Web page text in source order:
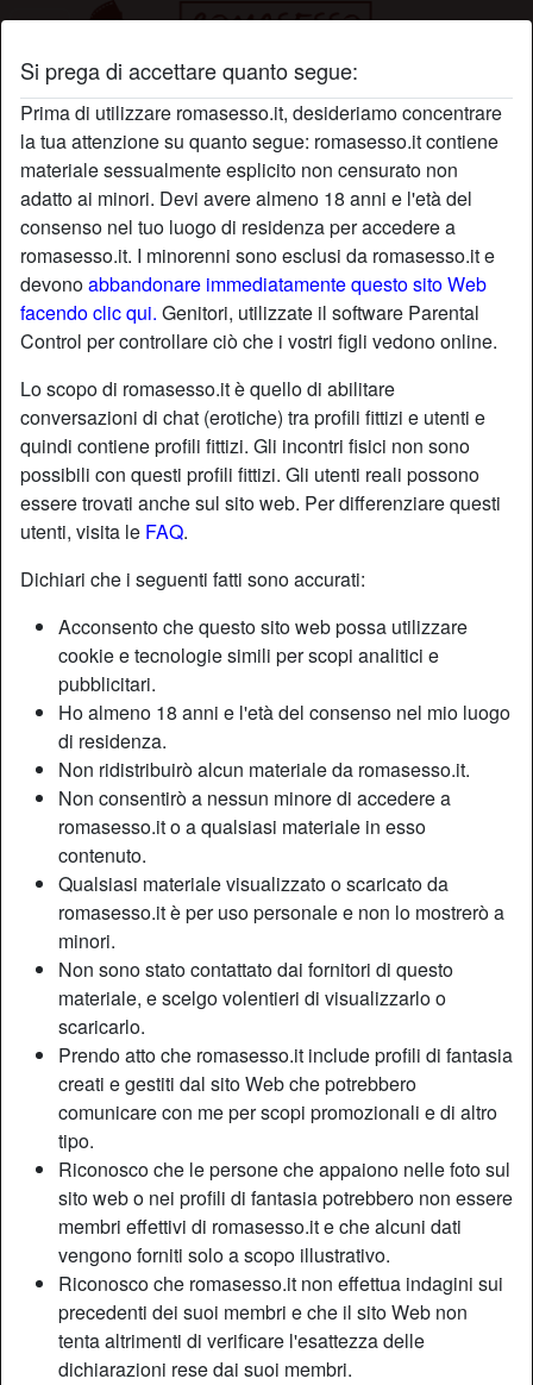
Si prega di accettare quanto segue:
Prima di utilizzare romasesso.it, desideriamo concentrare
la tua attenzione su quanto segue: romasesso.it contiene
materiale sessualmente esplicito non censurato non
adatto ai minori. Devi avere almeno 18 anni e l'età del
consenso nel tuo luogo di residenza per accedere a
romasesso.it. I minorenni sono esclusi da romasesso.it e
devonoabbandonare immediatamente questo sito Web
facendo clic qui. Genitori, utilizzate il software Parental
Control per controllare ciò che i vostri figli vedono online.
Lo scopo di romasesso.it è quello di abilitare
conversazioni di chat (erotiche) tra profili fittizi e utenti e
quindi contiene profili fittizi. Gli incontri fisici non sono
possibili con questi profili fittizi. Gli utenti reali possono
essere trovati anche sul sito web. Per differenziare questi
utenti, visita le FAQ.
Dichiari che i seguenti fatti sono accurati:
Acconsento che questo sito web possa utilizzare
cookie e tecnologie simili per scopi analitici e
pubblicitari.
Ho almeno 18 anni e l'età del consenso nel mio luogo
di residenza.
Non ridistribuirò alcun materiale da romasesso.it.
Non consentirò a nessun minore di accedere a
romasesso.it o a qualsiasi materiale in esso
contenuto.
Qualsiasi materiale visualizzato o scaricato da
romasesso.it è per uso personale e non lo mostrerò a
minori.
Non sono stato contattato dai fornitori di questo
materiale, e scelgo volentieri di visualizzarlo o
scaricarlo.
Prendo atto che romasesso.it include profili di fantasia
creati e gestiti dal sito Web che potrebbero
comunicare con me per scopi promozionali e di altro
tipo.
Riconosco che le persone che appaiono nelle foto sul
sito web o nei profili di fantasia potrebbero non essere
membri effettivi di romasesso.it e che alcuni dati
vengono forniti solo a scopo illustrativo.
Riconosco che romasesso.it non effettua indagini sui
precedenti dei suoi membri e che il sito Web non
tenta altrimenti di verificare l'esattezza delle
dichiarazioni rese dai suoi membri.
Profilo di sonodiretta
starAggiungi chatChatta adesso
Nickname:
Età:
36
Paese:
Italia
Provincia:
Frosinone
Sesso:
Donna
Sessualità:
Etero
Relazione:
Single
Colore dei capelli:
Bionde